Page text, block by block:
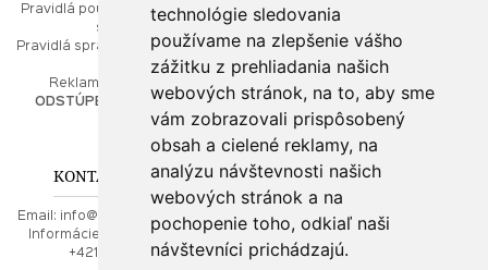
technológie sledovania
používame na zlepšenie vášho
zážitku z prehliadania našich
webových stránok, na to, aby sme
vám zobrazovali prispôsobený
obsah a cielené reklamy, na
analýzu návštevnosti našich
webových stránok a na
pochopenie toho, odkiaľ naši
návštevníci prichádzajú.
Pravidlá používania webových
stránok
Pravidlá spracúvania osobných
Reklamačný poriadok
ODSTÚPENIE OD ZMLUVY
Kontaktujte nás
PORADŇA
Ako nakupovať
O drahých kovoch
Doprava a poštovné
KONTAKT NA NÁS
Email:
info@najkrajsiesperky.sk
Informácie:
+421917 881556,
+421556224323